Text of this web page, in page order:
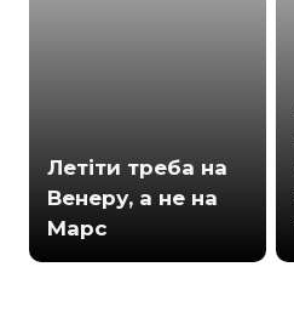
Летіти треба на
Венеру, а не на
Марс